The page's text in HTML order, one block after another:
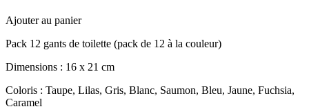
Ajouter au panier
Pack 12 gants de toilette (pack de 12 à la couleur)
Dimensions : 16 x 21 cm
Coloris : Taupe, Lilas, Gris, Blanc, Saumon, Bleu, Jaune, Fuchsia,
Caramel